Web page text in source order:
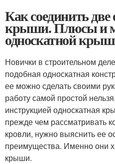
Как соединить
крыши. Плюсы и
односкатной
Новички в строительном
подобная односкатная
ее можно сделать своими
работу самой простой
инструкцией односкатная
прежде чем рассматривать
кровли, нужно выяснить ее
преимущества. Именно они
крыши.